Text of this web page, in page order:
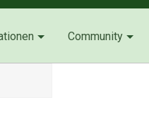
Community